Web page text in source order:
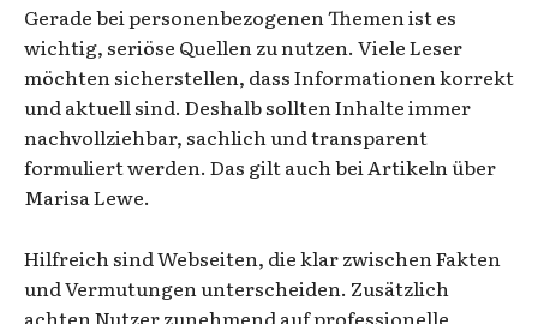
Gerade bei personenbezogenen Themen ist es
wichtig, seriöse Quellen zu nutzen. Viele Leser
möchten sicherstellen, dass Informationen korrekt
und aktuell sind. Deshalb sollten Inhalte immer
nachvollziehbar, sachlich und transparent
formuliert werden. Das gilt auch bei Artikeln über
Marisa Lewe.
Hilfreich sind Webseiten, die klar zwischen Fakten
und Vermutungen unterscheiden. Zusätzlich
achten Nutzer zunehmend auf professionelle